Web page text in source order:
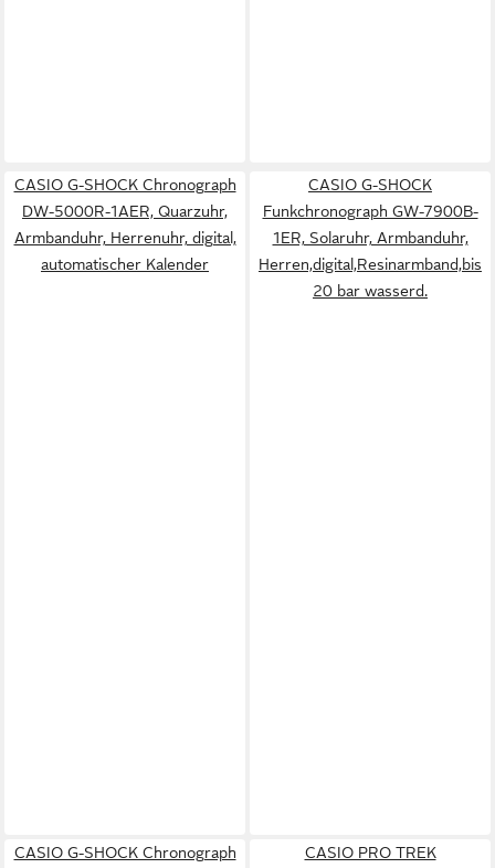
CASIO G-SHOCK Chronograph
DW-5000R-1AER, Quarzuhr,
Armbanduhr, Herrenuhr, digital,
automatischer Kalender
CASIO G-SHOCK
Funkchronograph GW-7900B-
1ER, Solaruhr, Armbanduhr,
Herren,digital,Resinarmband,bis
20 bar wasserd.
CASIO G-SHOCK Chronograph
CASIO PRO TREK